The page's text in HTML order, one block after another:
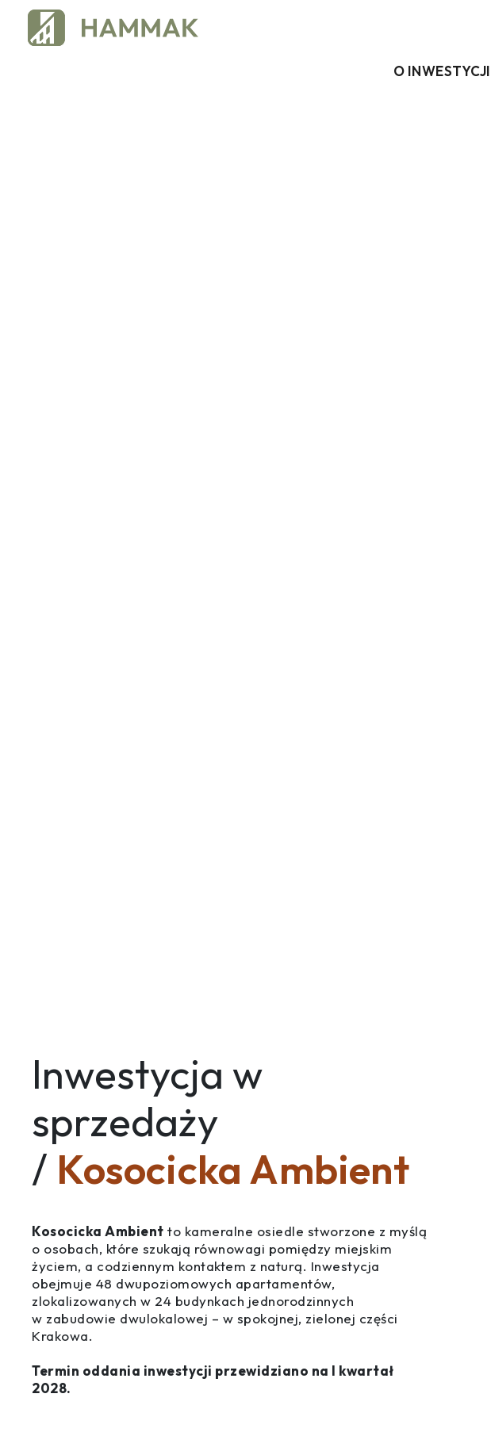
Inwestycja w
sprzedaży
/ Kosocicka Ambient
Kosocicka Ambient to kameralne osiedle stworzone z myślą
o osobach, które szukają równowagi pomiędzy miejskim
życiem, a codziennym kontaktem z naturą. Inwestycja
obejmuje 48 dwupoziomowych apartamentów,
zlokalizowanych w 24 budynkach jednorodzinnych
w zabudowie dwulokalowej – w spokojnej, zielonej części
Krakowa.
Termin oddania inwestycji przewidziano na I kwartał
2028.
O INWESTYCJI